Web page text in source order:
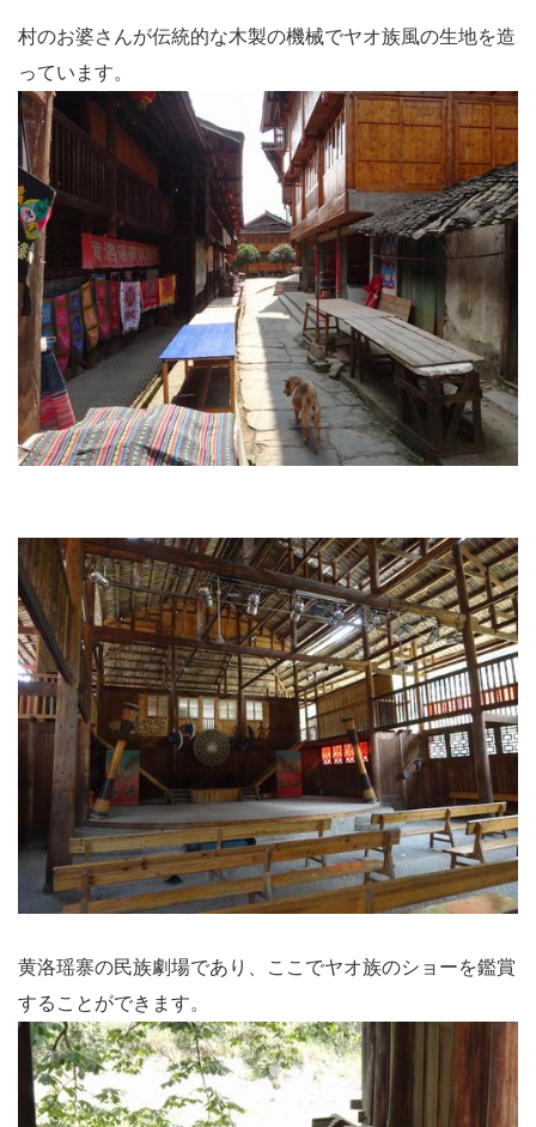
村のお婆さんが伝統的な木製の機械でヤオ族風の生地を造
っています。
黄洛瑶寨の民族劇場であり、ここでヤオ族のショーを鑑賞
することができます。